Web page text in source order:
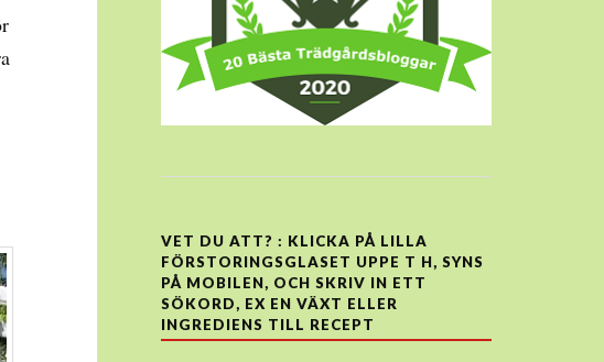
VET DU ATT? : KLICKA PÅ LILLA
FÖRSTORINGSGLASET UPPE T H, SYNS
PÅ MOBILEN, OCH SKRIV IN ETT
SÖKORD, EX EN VÄXT ELLER
INGREDIENS TILL RECEPT